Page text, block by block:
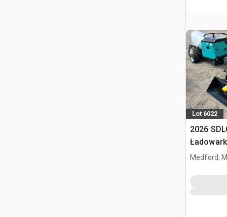
Lot 6022
2026
Medford,